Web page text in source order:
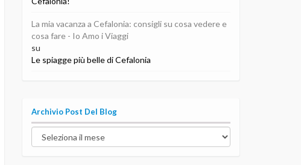
La mia vacanza a Cefalonia: consigli su cosa vedere e
cosa fare - Io Amo i Viaggi
su
Le spiagge più belle di Cefalonia
Archivio Post Del Blog
Archivio
post